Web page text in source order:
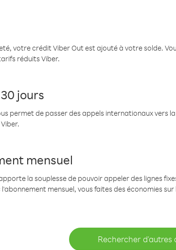
votre crédit Viber Out est ajouté à votre solde.
réduits Viber.
jours
permet de passer des appels internationaux vers
mensuel
la souplesse de pouvoir appeler des lignes
mensuel, vous faites des économies sur
Rechercher d'autres